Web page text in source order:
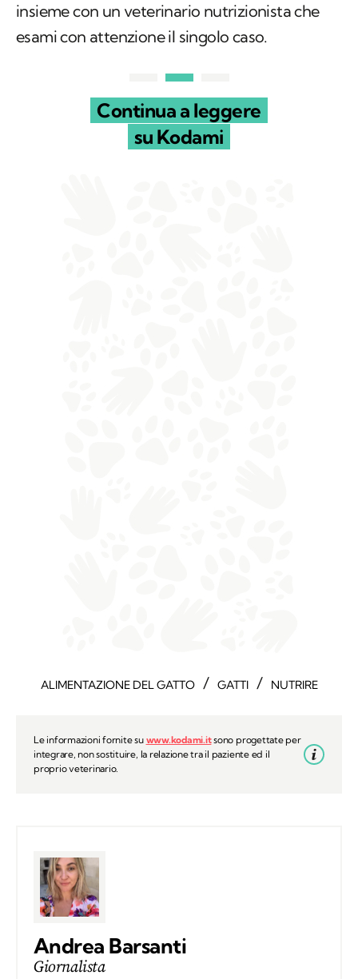
insieme con un veterinario nutrizionista che
esami con attenzione il singolo caso.
Continua a leggere
su Kodami
ALIMENTAZIONE DEL GATTO / GATTI / NUTRIRE
Le informazioni fornite su www.kodami.itsono progettate per
integrare, non sostituire, la relazione tra il paziente ed il
proprio veterinario.
Andrea Barsanti
Giornalista